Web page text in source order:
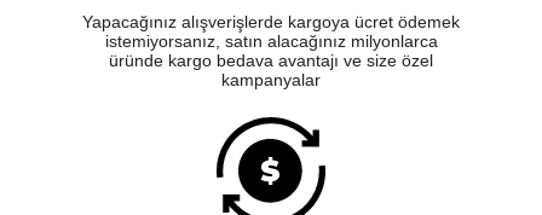
Yapacağınız alışverişlerde kargoya ücret ödemek
istemiyorsanız, satın alacağınız milyonlarca
üründe kargo bedava avantajı ve size özel
kampanyalar